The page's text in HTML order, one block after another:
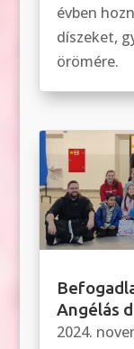
évben
díszeket,
örömére.
Angélás
2024.